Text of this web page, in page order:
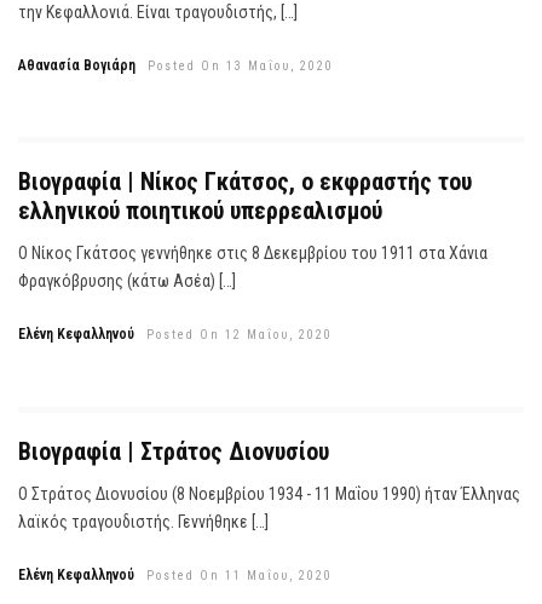
την Κεφαλλονιά. Είναι τραγουδιστής, […]
Αθανασία Βογιάρη Posted On 13 Μαΐου, 2020
Βιογραφία | Νίκος Γκάτσος, o εκφραστής του
ελληνικού ποιητικού υπερρεαλισμού
Ο Νίκος Γκάτσος γεννήθηκε στις 8 Δεκεμβρίου του 1911 στα Χάνια
Φραγκόβρυσης (κάτω Ασέα) […]
Ελένη Κεφαλληνού Posted On 12 Μαΐου, 2020
Βιογραφία | Στράτος Διονυσίου
Ο Στράτος Διονυσίου (8 Νοεμβρίου 1934 - 11 Μαΐου 1990) ήταν Έλληνας
λαϊκός τραγουδιστής. Γεννήθηκε […]
Ελένη Κεφαλληνού Posted On 11 Μαΐου, 2020